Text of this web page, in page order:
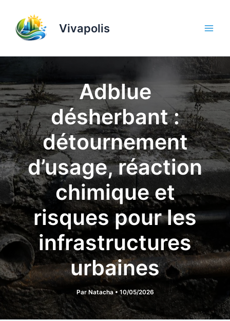
contenu
Vivapolis
Adblue
désherbant :
détournement
d’usage, réaction
chimique et
risques pour les
infrastructures
urbaines
ParNatacha• 10/05/2026